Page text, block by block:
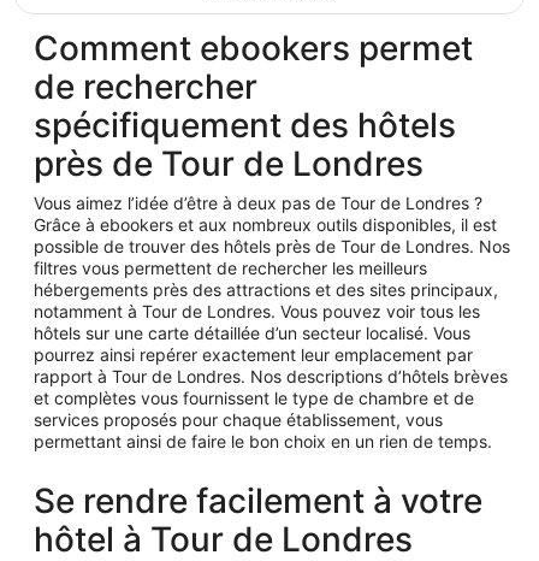
Comment ebookers permet
de rechercher
spécifiquement des hôtels
près de Tour de Londres
Vous aimez l’idée d’être à deux pas de Tour de Londres ?
Grâce à ebookers et aux nombreux outils disponibles, il est
possible de trouver des hôtels près de Tour de Londres. Nos
filtres vous permettent de rechercher les meilleurs
hébergements près des attractions et des sites principaux,
notamment à Tour de Londres. Vous pouvez voir tous les
hôtels sur une carte détaillée d’un secteur localisé. Vous
pourrez ainsi repérer exactement leur emplacement par
rapport à Tour de Londres. Nos descriptions d’hôtels brèves
et complètes vous fournissent le type de chambre et de
services proposés pour chaque établissement, vous
permettant ainsi de faire le bon choix en un rien de temps.
Se rendre facilement à votre
hôtel à Tour de Londres